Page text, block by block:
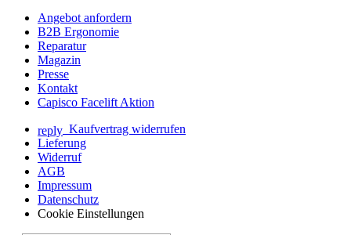
Angebot anfordern
B2B Ergonomie
Reparatur
Magazin
Presse
Kontakt
Capisco Facelift Aktion
reply Kaufvertrag widerrufen
Lieferung
Widerruf
AGB
Impressum
Datenschutz
Cookie Einstellungen